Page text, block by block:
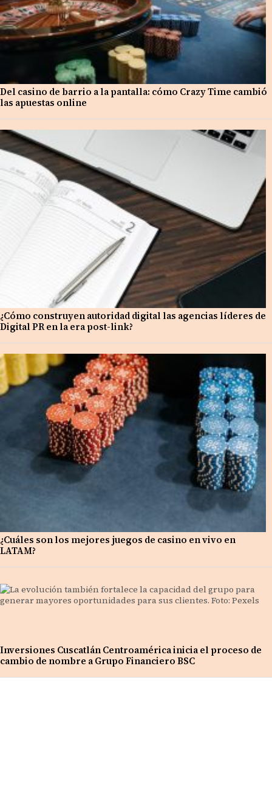
Del casino de barrio a la pantalla: cómo Crazy Time cambió
las apuestas online
¿Cómo construyen autoridad digital las agencias líderes de
Digital PR en la era post-link?
¿Cuáles son los mejores juegos de casino en vivo en
LATAM?
Inversiones Cuscatlán Centroamérica inicia el proceso de
cambio de nombre a Grupo Financiero BSC